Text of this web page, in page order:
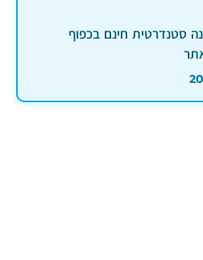
סטנדרטית חינם בכפוף